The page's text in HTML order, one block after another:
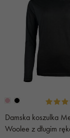
Damska koszulka
Woolee z długim